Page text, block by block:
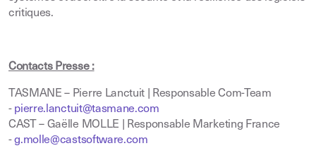
critiques.
Contacts Presse :
TASMANE – Pierre Lanctuit | Responsable Com-Team
- pierre.lanctuit@tasmane.com
CAST – Gaëlle MOLLE | Responsable Marketing France
- g.molle@castsoftware.com